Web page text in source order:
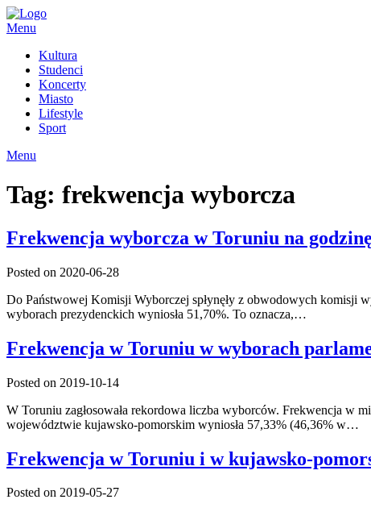
Skip
to
Menu
Kultura
Studenci
Koncerty
Miasto
Lifestyle
Sport
Menu
Tag: frekwencja wyborcza
Frekwencja wyborcza w Toruniu na
Posted on 2020-06-28
Do Państwowej Komisji Wyborczej spłynęły z obwodowych komisji
wyborach prezydenckich wyniosła 51,70%. To oznacza,…
Frekwencja w Toruniu w wyborach
Posted on 2019-10-14
W Toruniu zagłosowała rekordowa liczba wyborców. Frekwencja w
województwie kujawsko-pomorskim wyniosła 57,33% (46,36% w…
Frekwencja w Toruniu i w kujawsko-
Posted on 2019-05-27